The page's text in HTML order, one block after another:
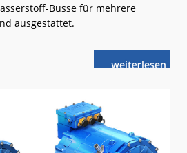
Busse für mehrere
ausgestattet.
weiterlese
nVoith: